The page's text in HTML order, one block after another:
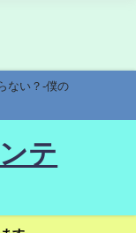
ない？-僕の
テ